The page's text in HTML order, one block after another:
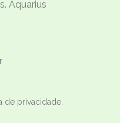
Aquarius
de privacidade.